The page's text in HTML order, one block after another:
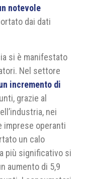
notevole
dai dati
si è manifestato
Nel settore
incremento di
grazie al
nei
imprese operanti
un calo
più significativo si
aumento di 5,9